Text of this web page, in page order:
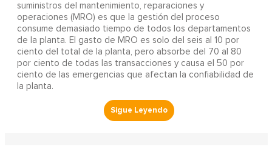
suministros del mantenimiento, reparaciones y
operaciones (MRO) es que la gestión del proceso
consume demasiado tiempo de todos los departamentos
de la planta. El gasto de MRO es solo del seis al 10 por
ciento del total de la planta, pero absorbe del 70 al 80
por ciento de todas las transacciones y causa el 50 por
ciento de las emergencias que afectan la confiabilidad de
la planta.